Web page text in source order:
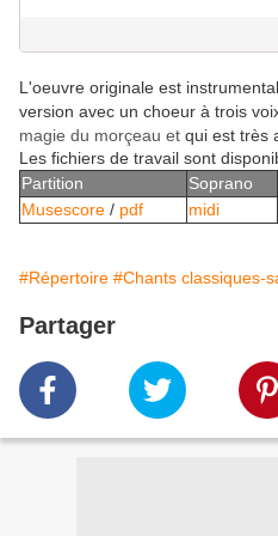
L'oeuvre originale est
version avec un choeur à trois
magie du morçeau et qui est très
Les fichiers de travail sont
Partition
Soprano
Musescore / pdf midi
#Répertoire #Chants classiques-
Partager